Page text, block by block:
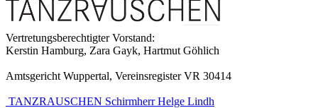
Vertretungsberechtigter Vorstand:
Kerstin Hamburg, Zara Gayk, Hartmut Göhlich
Amtsgericht Wuppertal, Vereinsregister VR 30414
TANZRAUSCHEN Schirmherr Helge Lindh